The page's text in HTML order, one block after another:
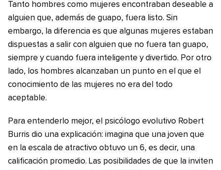
Tanto hombres como mujeres encontraban deseable a
alguien que, además de guapo, fuera listo. Sin
embargo, la diferencia es que algunas mujeres estaban
dispuestas a salir con alguien que no fuera tan guapo,
siempre y cuando fuera inteligente y divertido. Por otro
lado, los hombres alcanzaban un punto en el que el
conocimiento de las mujeres no era del todo
aceptable.
Para entenderlo mejor, el psicólogo evolutivo Robert
Burris dio una explicación: imagina que una joven que
en la escala de atractivo obtuvo un 6, es decir, una
calificación promedio. Las posibilidades de que la inviten